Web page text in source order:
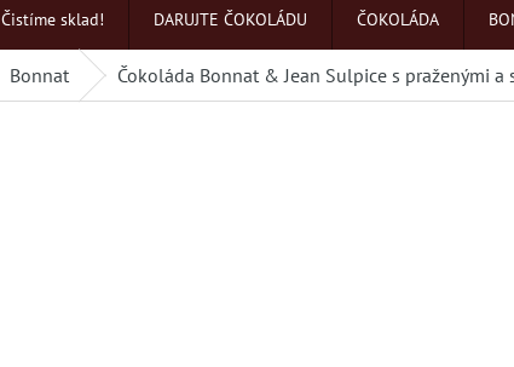
Čistíme sklad! DARUJTE ČOKOLÁDU ČOKOLÁDA
Bonnat Čokoláda Bonnat & Jean Sulpice s praženými a